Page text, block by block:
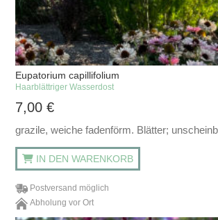
Eupatorium capillifolium
Haarblättriger Wasserdost
7,00€
grazile, weiche fadenförm. Blätter;
IN DEN WARENKORB
Postversand möglich
Abholung vor Ort